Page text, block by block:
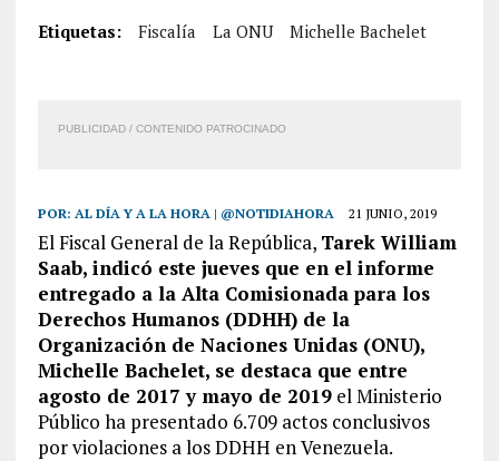
Etiquetas: Fiscalía La ONU Michelle Bachelet
PUBLICIDAD / CONTENIDO PATROCINADO
POR: AL DÍA Y A LA HORA | @NOTIDIAHORA 21 JUNIO, 2019
El Fiscal General de la República, Tarek William
Saab, indicó este jueves que en el informe
entregado a la Alta Comisionada para los
Derechos Humanos (DDHH) de la
Organización de Naciones Unidas (ONU),
Michelle Bachelet, se destaca que entre
agosto de 2017 y mayo de 2019el Ministerio
Público ha presentado 6.709 actos conclusivos
por violaciones a los DDHH en Venezuela.